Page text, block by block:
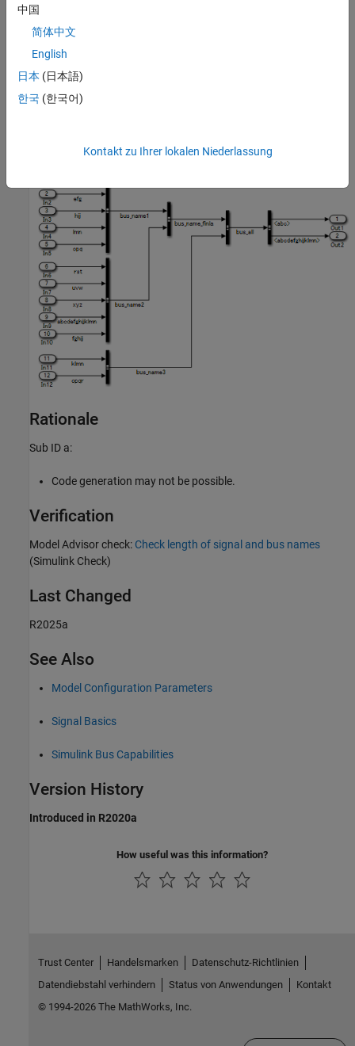
The length of the hierarchical signal name (full path)
Rationale
Sub ID a:
Code generation may not be possible.
Verification
Model Advisor check: Check length of signal and bus names
(Simulink Check)
Last Changed
R2025a
See Also
Model Configuration Parameters
Signal Basics
Simulink Bus Capabilities
Version History
Introduced in R2020a
How useful was this information?
中国
简体中文
English
日本 (日本語)
한국 (한국어)
Kontakt zu Ihrer lokalen Niederlassung
Trust Center Handelsmarken
Datenschutz-Richtlinien
Datendiebstahl verhindern
Status von Anwendungen
Kontakt
© 1994-2026 The MathWorks, Inc.